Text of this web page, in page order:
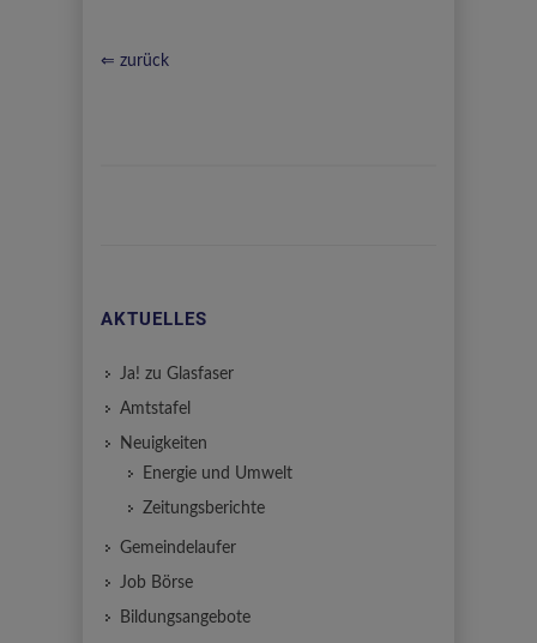
⇐ zurück
AKTUELLES
Ja! zu Glasfaser
Amtstafel
Neuigkeiten
Energie und Umwelt
Zeitungsberichte
Gemeindelaufer
Job Börse
Bildungsangebote